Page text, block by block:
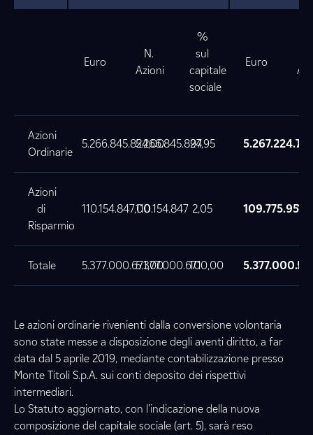
Euro
N.
Azioni
%
sul
capitale
sociale
Euro
Azioni
Ordinarie
5.266.845.824,005.266.845.82497,95
Azioni
di
Risparmio
110.154.847,00110.154.847 2,05
Totale 5.377.000.671,005.377.000.671100,00
Le azioni ordinarie rivenienti dalla conversione volontaria
sono state messe a disposizione degli aventi diritto, a far
data dal 5 aprile 2019, mediante contabilizzazione presso
Monte Titoli S.p.A. sui conti deposito dei rispettivi
intermediari.
Lo Statuto aggiornato, con l’indicazione della nuova
composizione del capitale sociale (art. 5), sarà reso